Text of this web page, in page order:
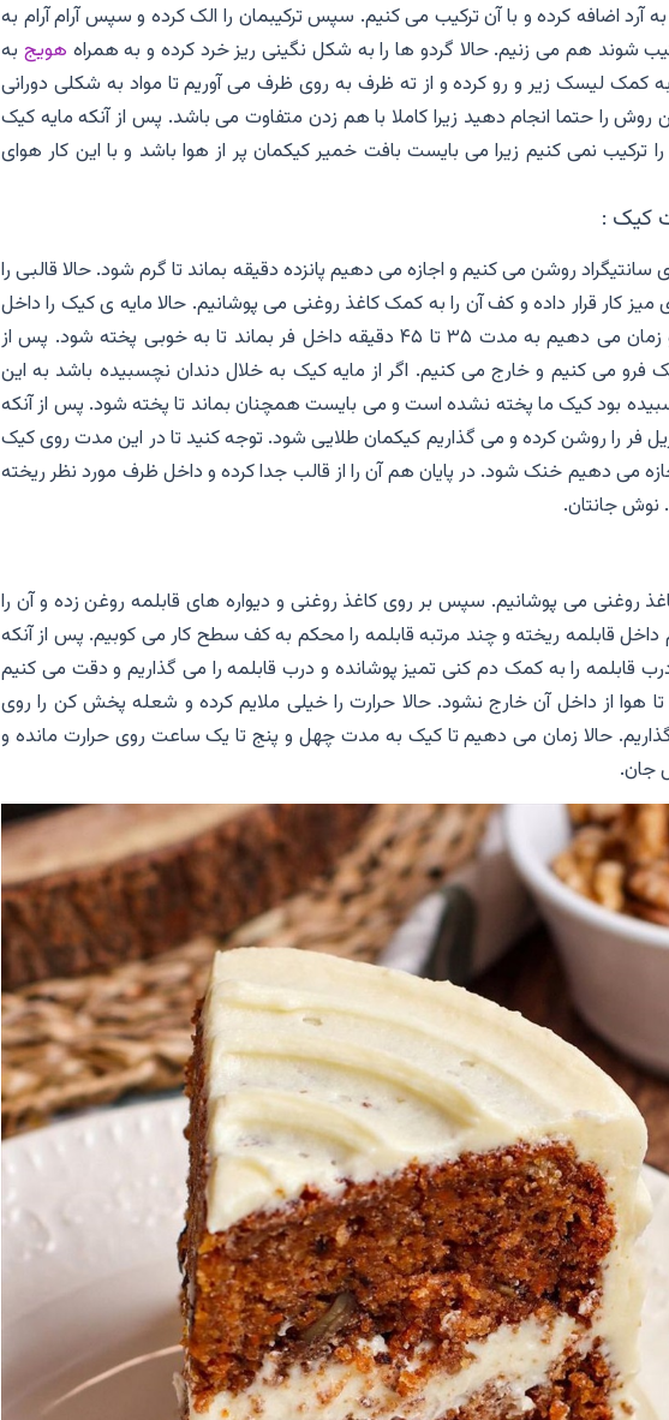
آرد اضافه کرده و با آن ترکیب می کنیم. سپس ترکیبمان را الک کرده و سپس آرام آرام به
شوند هم می زنیم. حالا گردو ها را به شکل نگینی ریز خرد کرده و به همراه هویج به
به کمک لیسک زیر و رو کرده و از ته ظرف به روی ظرف می آوریم تا مواد به شکلی دورانی
روش را حتما انجام دهید زیرا کاملا با هم زدن متفاوت می باشد. پس از آنکه مایه کیک
نمی کنیم زیرا می بایست بافت خمیر کیکمان پر از هوا باشد و با این کار هوای
کیک :
سوم فر را با دمای ۱۷۵ درجه ی سانتیگراد روشن می کنیم و اجازه می دهیم پانزده دقیقه بماند تا گرم شود. حالا قالبی را
میز کار قرار داده و کف آن را به کمک کاغذ روغنی می پوشانیم. حالا مایه ی کیک را داخل
قالب ریخته و آن را داخل فر می گذاریم و زمان می دهیم به مدت ۳۵ تا ۴۵ دقیقه داخل فر بماند تا به خوبی پخته شود. پس از
می کنیم و خارج می کنیم. اگر از مایه کیک به خلال دندان نچسبیده باشد به این
بود کیک ما پخته نشده است و می بایست همچنان بماند تا پخته شود. پس از آنکه
فر را روشن کرده و می گذاریم کیکمان طلایی شود. توجه کنید تا در این مدت روی کیک
می دهیم خنک شود. در پایان هم آن را از قالب جدا کرده و داخل ظرف مورد نظر ریخته
جانتان.
روغنی می پوشانیم. سپس بر روی کاغذ روغنی و دیواره های قابلمه روغن زده و آن را
قابلمه ریخته و چند مرتبه قابلمه را محکم به کف سطح کار می کوبیم. پس از آنکه
قابلمه را به کمک دم کنی تمیز پوشانده و درب قابلمه را می گذاریم و دقت می کنیم
هوا از داخل آن خارج نشود. حالا حرارت را خیلی ملایم کرده و شعله پخش کن را روی
حالا زمان می دهیم تا کیک به مدت چهل و پنج تا یک ساعت روی حرارت مانده و
جان.